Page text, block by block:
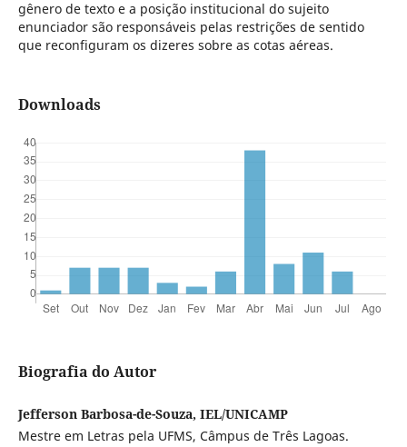
gênero de texto e a posição institucional do sujeito
enunciador são responsáveis pelas restrições de sentido
que reconfiguram os dizeres sobre as cotas aéreas.
Downloads
Biografia do Autor
Jefferson Barbosa-de-Souza, IEL/UNICAMP
Mestre em Letras pela UFMS, Câmpus de Três Lagoas.